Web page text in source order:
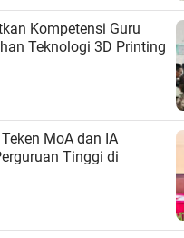
Kompetensi Guru
Teknologi 3D Printing
MoA dan IA
Tinggi di